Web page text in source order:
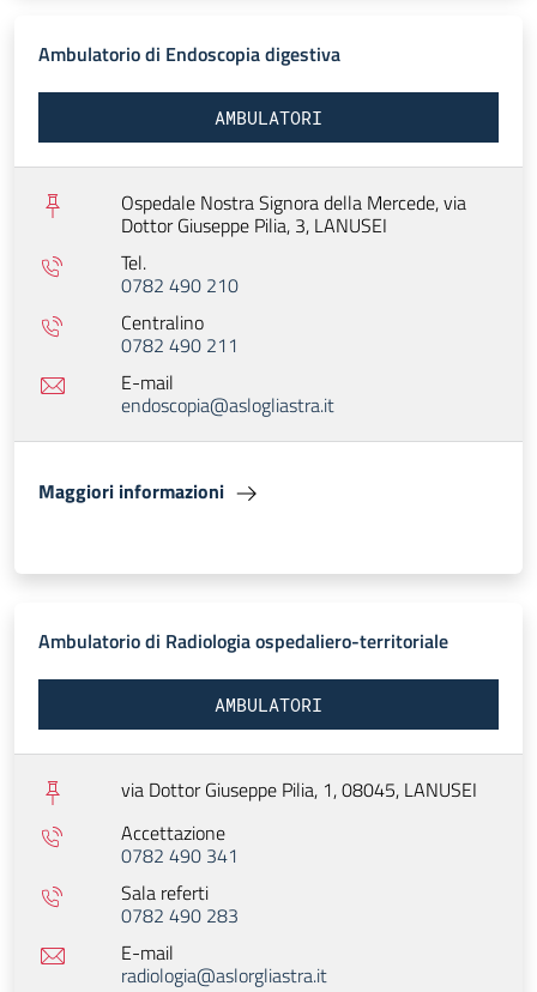
Ambulatorio di Endoscopia digestiva
AMBULATORI
Ospedale Nostra Signora della Mercede, via
Dottor Giuseppe Pilia, 3, LANUSEI
Tel.
0782 490 210
Centralino
0782 490 211
E-mail
endoscopia@aslogliastra.it
Maggiori informazioni
Ambulatorio di Radiologia ospedaliero-territoriale
AMBULATORI
via Dottor Giuseppe Pilia, 1, 08045, LANUSEI
Accettazione
0782 490 341
Sala referti
0782 490 283
E-mail
radiologia@aslorgliastra.it